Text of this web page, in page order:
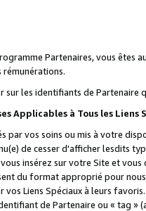
Partenaires, vous êtes
rémunérations.
sur les identifiants de Partenaire
Applicables à Tous les Liens
par vos soins ou mis à votre
de cesser d'afficher lesdits
insérez sur votre Site et
du format approprié pour
Liens Spéciaux à leurs
de Partenaire ou « tag